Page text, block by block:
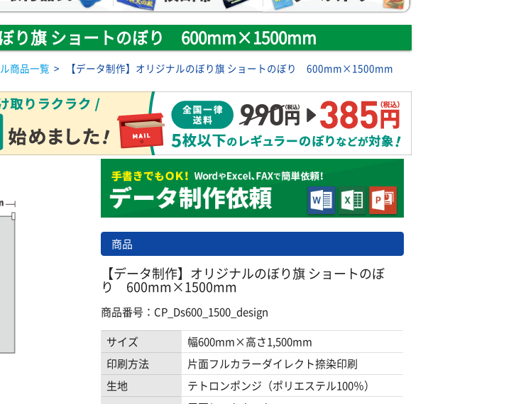
り旗 ショートのぼり 600mm×1500mm
商品一覧 > 【データ制作】オリジナルのぼり旗 ショートのぼり 600mm×1500mm
商品
【データ制作】オリジナルのぼり旗 ショートのぼ
り 600mm×1500mm
商品番号：CP_Ds600_1500_design
サイズ
幅600mm×高さ1,500mm
印刷方法
片面フルカラーダイレクト捺染印刷
生地
テトロンポンジ（ポリエステル100％）